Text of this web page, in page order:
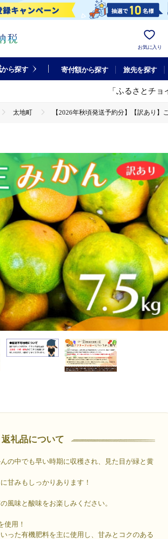
お気に入り
から探す 寄付額から探す 旅先を探す
「ふるさとチ
太地町
【2026年秋頃発送予約分】【訳あり
返礼品について
の中でも早い時期に収穫され、見た目が緑と黄
甘みもしっかりあります！
風味と酸味をお楽しみください。
使用！
った有機肥料を主に使用し、甘みとコクのある